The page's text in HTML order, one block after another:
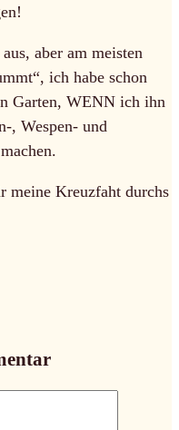
aber am meisten
ich habe schon
Garten, WENN ich ihn
, Wespen- und
meine Kreuzfaht durchs